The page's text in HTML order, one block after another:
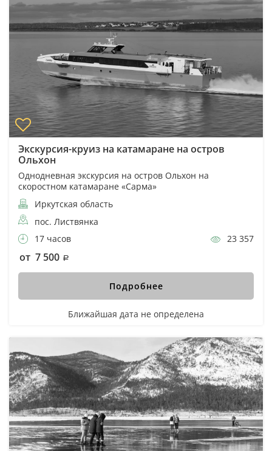
Экскурсия-круиз на катамаране на остров
Ольхон
Однодневная экскурсия на остров Ольхон на
скоростном катамаране «Сарма»
Иркутская область
пос. Листвянка
17 часов
23 357
от 7 500
Подробнее
Ближайшая дата не определена